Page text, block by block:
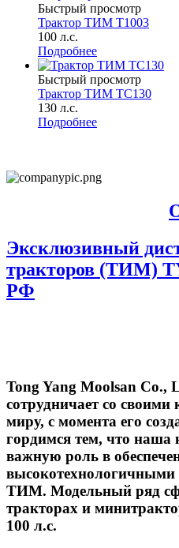
Быстрый просмотр
Трактор ТИМ Т1003
100 л.с.
Подробнее
Быстрый просмотр
Трактор ТИМ ТC130
130 л.с.
Подробнее
Эксклюзивный
тракторов (ТИМ)
РФ
Tong Yang Moolsan Co.,
сотрудничает со
миру, с момента его
гордимся тем, что наша
важную роль в
ТИМ. Модельный ряд
тракторах и
100 л.с.